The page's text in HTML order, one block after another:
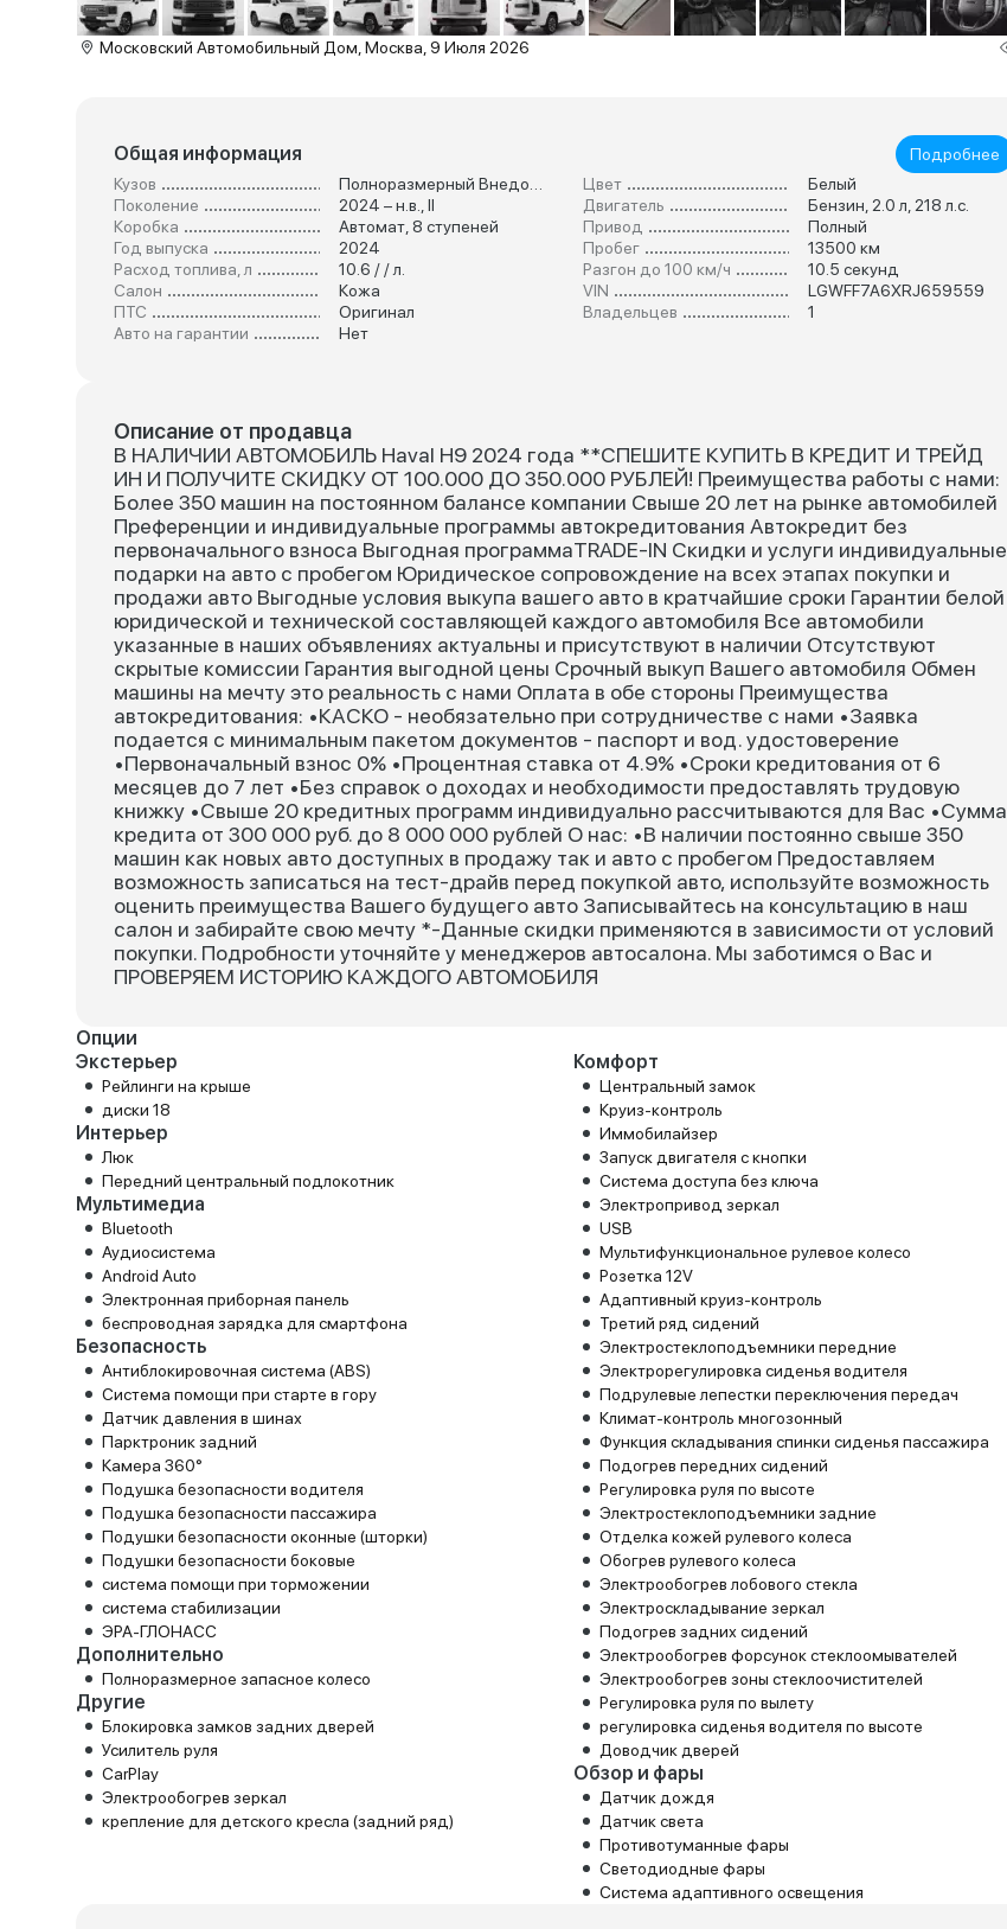
Московский Автомобильный Дом, Москва, 9 Июля 2026
Общая информация
Подробнее
Кузов
Поколение
2024 – н.в., II
Коробка
Автомат, 8 ступеней
Год выпуска
2024
Расход топлива, л
10.6 / / л.
Салон
Кожа
ПТС
Оригинал
Авто на гарантии
Нет
Цвет
Белый
Двигатель
Бензин, 2.0 л, 218 л.с.
Привод
Полный
Пробег
13500 км
Разгон до 100 км/ч
10.5 секунд
VIN
LGWFF7A6XRJ659559
Владельцев
1
Описание от продавца
В НАЛИЧИИ АВТОМОБИЛЬ Haval H9 2024 года **СПЕШИТЕ КУПИТЬ В КРЕДИТ И ТРЕЙД
ИН И ПОЛУЧИТЕ СКИДКУ ОТ 100.000 ДО 350.000 РУБЛЕЙ! Преимущества работы с нами:
Более 350 машин на постоянном балансе компании Свыше 20 лет на рынке автомобилей
Преференции и индивидуальные программы автокредитования Автокредит без
первоначального взноса Выгодная программаTRADE-IN Скидки и услуги индивидуальные
подарки на авто с пробегом Юридическое сопровождение на всех этапах покупки и
продажи авто Выгодные условия выкупа вашего авто в кратчайшие сроки Гарантии белой
юридической и технической составляющей каждого автомобиля Все автомобили
указанные в наших объявлениях актуальны и присутствуют в наличии Отсутствуют
скрытые комиссии Гарантия выгодной цены Срочный выкуп Вашего автомобиля Обмен
машины на мечту это реальность с нами Оплата в обе стороны Преимущества
автокредитования: •КАСКО - необязательно при сотрудничестве с нами •Заявка
подается с минимальным пакетом документов - паспорт и вод. удостоверение
•Первоначальный взнос 0% •Процентная ставка от 4.9% •Сроки кредитования от 6
месяцев до 7 лет •Без справок о доходах и необходимости предоставлять трудовую
книжку •Свыше 20 кредитных программ индивидуально рассчитываются для Вас •Сумма
кредита от 300 000 руб. до 8 000 000 рублей О нас: •В наличии постоянно свыше 350
машин как новых авто доступных в продажу так и авто с пробегом Предоставляем
возможность записаться на тест-драйв перед покупкой авто, используйте возможность
оценить преимущества Вашего будущего авто Записывайтесь на консультацию в наш
салон и забирайте свою мечту *-Данные скидки применяются в зависимости от условий
покупки. Подробности уточняйте у менеджеров автосалона. Мы заботимся о Вас и
ПРОВЕРЯЕМ ИСТОРИЮ КАЖДОГО АВТОМОБИЛЯ
Опции
Экстерьер
Рейлинги на крыше
диски 18
Интерьер
Люк
Передний центральный подлокотник
Мультимедиа
Bluetooth
Аудиосистема
Android Auto
Электронная приборная панель
беспроводная зарядка для смартфона
Безопасность
Антиблокировочная система (ABS)
Система помощи при старте в гору
Датчик давления в шинах
Парктроник задний
Камера 360°
Подушка безопасности водителя
Подушка безопасности пассажира
Подушки безопасности оконные (шторки)
Подушки безопасности боковые
система помощи при торможении
система стабилизации
ЭРА-ГЛОНАСС
Дополнительно
Полноразмерное запасное колесо
Другие
Блокировка замков задних дверей
Усилитель руля
CarPlay
Электрообогрев зеркал
крепление для детского кресла (задний ряд)
Комфорт
Центральный замок
Круиз-контроль
Иммобилайзер
Запуск двигателя с кнопки
Система доступа без ключа
Электропривод зеркал
USB
Мультифункциональное рулевое колесо
Розетка 12V
Адаптивный круиз-контроль
Третий ряд сидений
Электростеклоподъемники передние
Электрорегулировка сиденья водителя
Подрулевые лепестки переключения передач
Климат-контроль многозонный
Функция складывания спинки сиденья пассажира
Подогрев передних сидений
Регулировка руля по высоте
Электростеклоподъемники задние
Отделка кожей рулевого колеса
Обогрев рулевого колеса
Электрообогрев лобового стекла
Электроскладывание зеркал
Подогрев задних сидений
Электрообогрев форсунок стеклоомывателей
Электрообогрев зоны стеклоочистителей
Регулировка руля по вылету
регулировка сиденья водителя по высоте
Доводчик дверей
Обзор и фары
Датчик дождя
Датчик света
Противотуманные фары
Светодиодные фары
Система адаптивного освещения